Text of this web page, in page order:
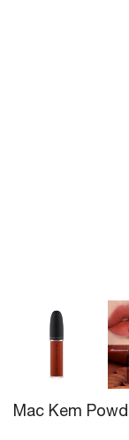
Mac Kem